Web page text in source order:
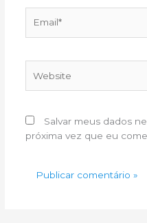
Salvar meus dados
próxima vez que eu